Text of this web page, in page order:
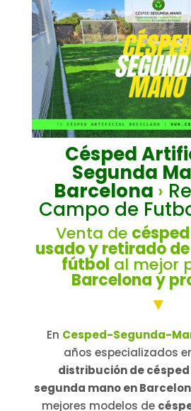
Césped
Segunda
Barcelona ›
Campo de
Venta de
usado y retirado
fútbol al mejor
Barcelona y
▼
En Cesped-Segunda-
años especializados
distribución de
segunda mano en
mejores modelos de